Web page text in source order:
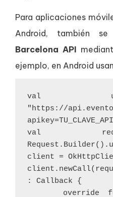
Para aplicaciones
Android, también
Barcelona API
ejemplo, en Android
val
"https://
val
client =
: Callback {